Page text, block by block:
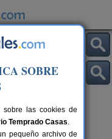
Miguel
SOBRE
sobre las cookies de
Temprado Casas.
pequeño archivo de